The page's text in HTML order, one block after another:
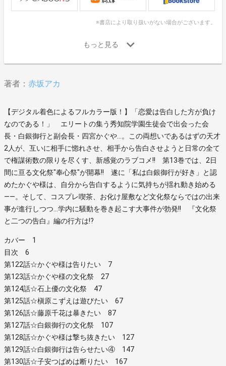
※書店により取り扱いがない場合がございます。
著者： 赤坂アカ
【デジタル着色によるフルカラー版！】「恋愛は告白した方が負け
なのである！」 エリートの集う秀知院学園生徒会で出会った会
長・白銀御行と副会長・四宮かぐや…。この両想いであるはずの天才
2人が、互いに相手に惚れさせ、相手から告白させようと日常の全て
で権謀術数の限りを尽くす、新感覚のラブコメ!! 第13巻では、2日
間に亘る文化祭"奉心祭"が開幕!! 遂に「私は白銀御行が好き」と認
めたかぐや様は、自分から告白するように気持ちが揺れ動き始める
――。そして、コスプレ喫茶、お化け屋敷など文化祭ならではの出来
事が進行しつつ…学内に騒動を巻き起こす大事件が勃発!! 『文化祭
と二つの告白』編の行方は!?
カバー 1
目次 6
第122話☆かぐや様は告りたい 7
第123話☆かぐや様の文化祭 27
第124話☆石上優の文化祭 47
第125話☆槇原こずえは遊びたい 67
第126話☆藤原千花は暴きたい 87
第127話☆白銀御行の文化祭 107
第128話☆かぐや様は撃ち抜きたい 127
第129話☆白銀御行は告らせたい④ 147
第130話☆子安つばめは断りたい 167